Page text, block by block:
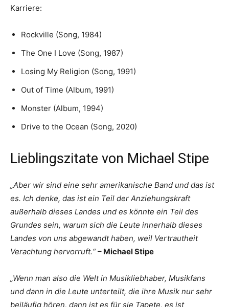
Karriere:
Rockville (Song, 1984)
The One I Love (Song, 1987)
Losing My Religion (Song, 1991)
Out of Time (Album, 1991)
Monster (Album, 1994)
Drive to the Ocean (Song, 2020)
Lieblingszitate von Michael Stipe
„Aber wir sind eine sehr amerikanische Band und das ist
es. Ich denke, das ist ein Teil der Anziehungskraft
außerhalb dieses Landes und es könnte ein Teil des
Grundes sein, warum sich die Leute innerhalb dieses
Landes von uns abgewandt haben, weil Vertrautheit
Verachtung hervorruft.“ – Michael Stipe
„Wenn man also die Welt in Musikliebhaber, Musikfans
und dann in die Leute unterteilt, die ihre Musik nur sehr
beiläufig hören, dann ist es für sie Tapete, es ist